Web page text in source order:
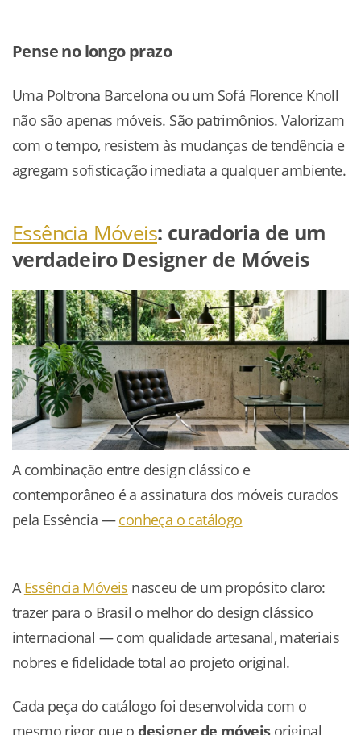
Pense no longo prazo
Uma Poltrona Barcelona ou um Sofá Florence Knoll
não são apenas móveis. São patrimônios. Valorizam
com o tempo, resistem às mudanças de tendência e
agregam sofisticação imediata a qualquer ambiente.
Essência Móveis: curadoria de um
verdadeiro Designer de Móveis
A combinação entre design clássico e
contemporâneo é a assinatura dos móveis curados
pela Essência —conheça o catálogo
AEssência Móveis nasceu de um propósito claro:
trazer para o Brasil o melhor do design clássico
internacional — com qualidade artesanal, materiais
nobres e fidelidade total ao projeto original.
Cada peça do catálogo foi desenvolvida com o
mesmo rigor que odesigner de móveisoriginal